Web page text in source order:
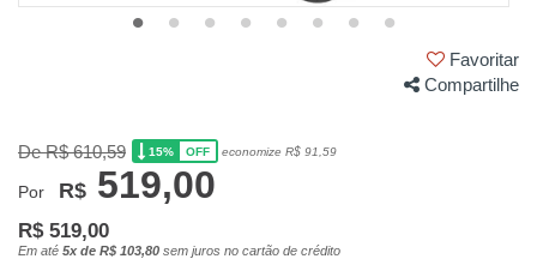
Favoritar
Compartilhe
De R$ 610,59 15% OFF economize R$ 91,59
Por R$ 519,00
R$ 519,00
Em até 5x de R$ 103,80 sem juros no cartão de crédito